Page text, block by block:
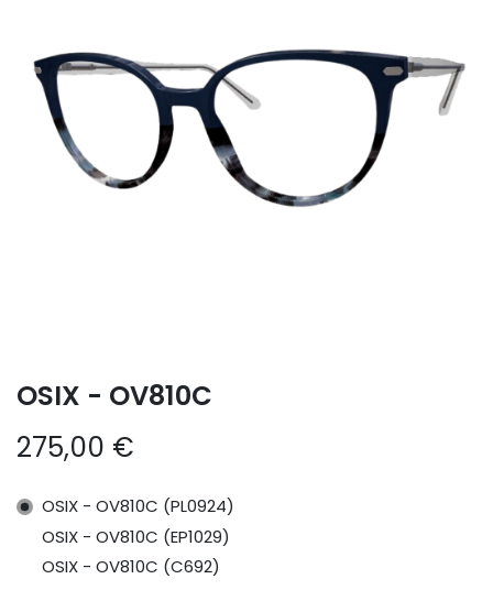
OSIX - OV810C
275,00 €
OSIX - OV810C (PL0924)
OSIX - OV810C (EP1029)
OSIX - OV810C (C692)